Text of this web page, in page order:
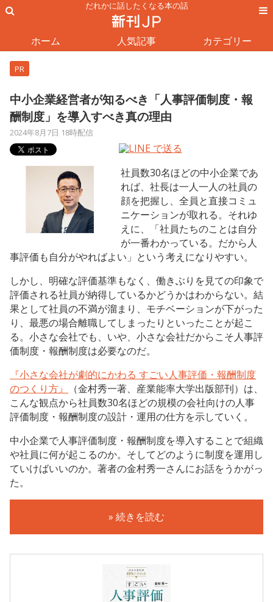
だれかに話したくなる本の話
ホーム 人気記事 カテゴリー
PR
中小企業経営者が知るべき「人事評価制度・報
酬制度」を導入すべき真の理由
2024年8月7日 18時配信
社員数30名ほどの中小企業であ
れば、社長は一人一人の社員の
顔を把握し、全員と直接コミュ
ニケーションが取れる。それゆ
えに、「社員たちのことは自分
が一番わかっている。だから人
事評価も自分がやればよい」という考えになりやすい。
しかし、明確な評価基準もなく、働きぶりを見ての印象で
評価される社員が納得しているかどうかはわからない。結
果として社員の不満が溜まり、モチベーションが下がった
り、最悪の場合離職してしまったりといったことが起こ
る。小さな会社でも、いや、小さな会社だからこそ人事評
価制度・報酬制度は必要なのだ。
『小さな会社が劇的にかわる すごい人事評価・報酬制度
のつくり方』
（金村秀一著、産業能率大学出版部刊）は、
こんな観点から社員数30名ほどの規模の会社向けの人事
評価制度・報酬制度の設計・運用の仕方を示していく。
中小企業で人事評価制度・報酬制度を導入することで組織
や社員に何が起こるのか。そしてどのように制度を運用し
ていけばいいのか。著者の金村秀一さんにお話をうかがっ
た。
» 続きを読む